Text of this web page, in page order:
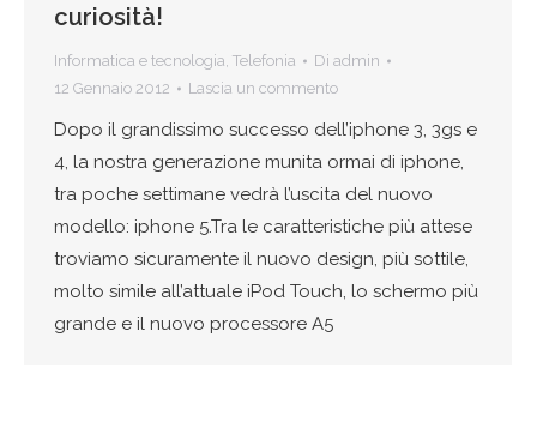
curiosità!
Informatica e tecnologia, Telefonia Di admin
12 Gennaio 2012
Lascia un commento
Dopo il grandissimo successo dell’iphone 3, 3gs e
4, la nostra generazione munita ormai di iphone,
tra poche settimane vedrà l’uscita del nuovo
modello: iphone 5.Tra le caratteristiche più attese
troviamo sicuramente il nuovo design, più sottile,
molto simile all’attuale iPod Touch, lo schermo più
grande e il nuovo processore A5